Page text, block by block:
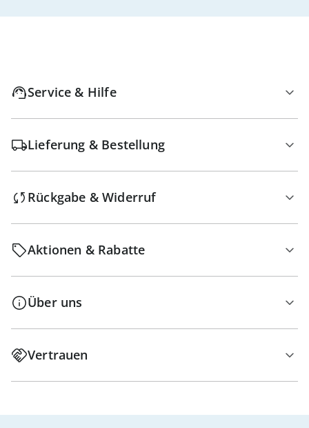
Service & Hilfe
Lieferung & Bestellung
Rückgabe & Widerruf
Aktionen & Rabatte
Über uns
Vertrauen